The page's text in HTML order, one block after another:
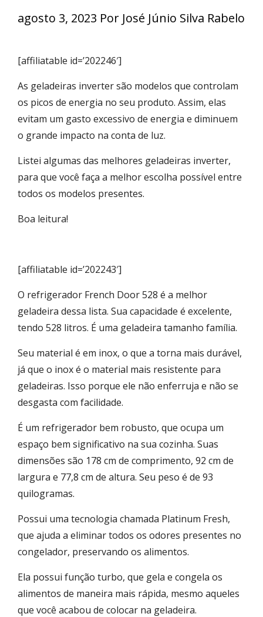
agosto 3, 2023 Por José Júnio Silva Rabelo
[affiliatable id=’202246′]
As geladeiras inverter são modelos que controlam
os picos de energia no seu produto. Assim, elas
evitam um gasto excessivo de energia e diminuem
o grande impacto na conta de luz.
Listei algumas das melhores geladeiras inverter,
para que você faça a melhor escolha possível entre
todos os modelos presentes.
Boa leitura!
[affiliatable id=’202243′]
O refrigerador French Door 528 é a melhor
geladeira dessa lista. Sua capacidade é excelente,
tendo 528 litros. É uma geladeira tamanho família.
Seu material é em inox, o que a torna mais durável,
já que o inox é o material mais resistente para
geladeiras. Isso porque ele não enferruja e não se
desgasta com facilidade.
É um refrigerador bem robusto, que ocupa um
espaço bem significativo na sua cozinha. Suas
dimensões são ‎178 cm de comprimento, 92 cm de
largura e 77,8 cm de altura. Seu peso é de 93
quilogramas.
Possui uma tecnologia chamada Platinum Fresh,
que ajuda a eliminar todos os odores presentes no
congelador, preservando os alimentos.
Ela possui função turbo, que gela e congela os
alimentos de maneira mais rápida, mesmo aqueles
que você acabou de colocar na geladeira.